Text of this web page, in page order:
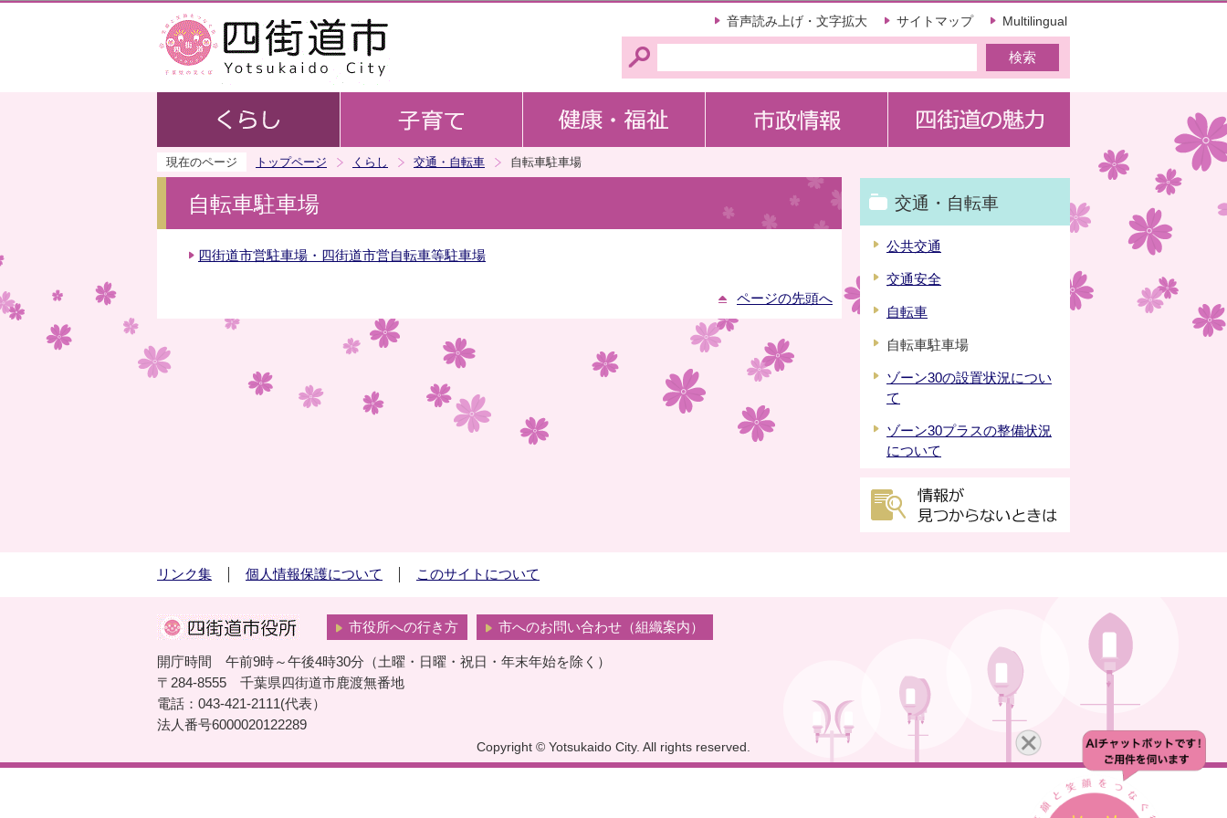
音声読み上げ・文字拡大 サイトマップ Multilingual
現在のページ トップページ くらし 交通・自転車 自転車駐車場
自転車駐車場
四街道市営駐車場・四街道市営自転車等駐車場
ページの先頭へ
交通・自転車
公共交通
交通安全
自転車
自転車駐車場
ゾーン30の設置状況につい
て
ゾーン30プラスの整備状況
について
リンク集 個人情報保護について このサイトについて
市役所への行き方 市へのお問い合わせ（組織案内）
開庁時間 午前9時～午後4時30分（土曜・日曜・祝日・年末年始を除く）
〒284-8555 千葉県四街道市鹿渡無番地
電話：043-421-2111(代表）
法人番号6000020122289
Copyright © Yotsukaido City. All rights reserved.